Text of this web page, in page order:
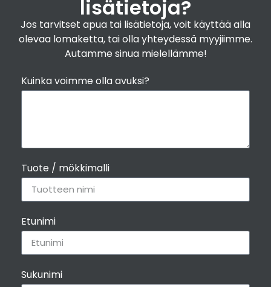
lisätietoja?
Jos tarvitset apua tai lisätietoja, voit käyttää alla
olevaa lomaketta, tai olla yhteydessä myyjiimme.
Autamme sinua mielellämme!
Kuinka voimme olla avuksi?
Tuote / mökkimalli
Etunimi
Sukunimi